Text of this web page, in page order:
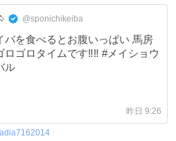
@sponichikeiba
バを食べるとお腹いっぱい 馬房
ロゴロタイムです‼︎‼︎ #メイショウ
ル
昨日 9:26